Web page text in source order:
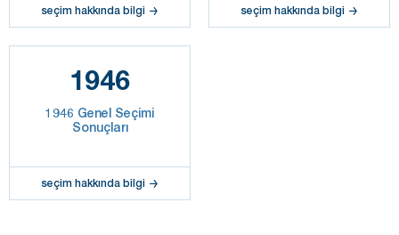
seçim hakkında bilgi seçim hakkında bilgi
1946
1946 Genel Seçimi
Sonuçları
seçim hakkında bilgi